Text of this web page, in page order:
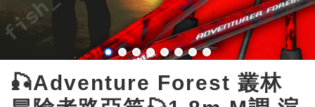
🎣Adventure Forest 叢林